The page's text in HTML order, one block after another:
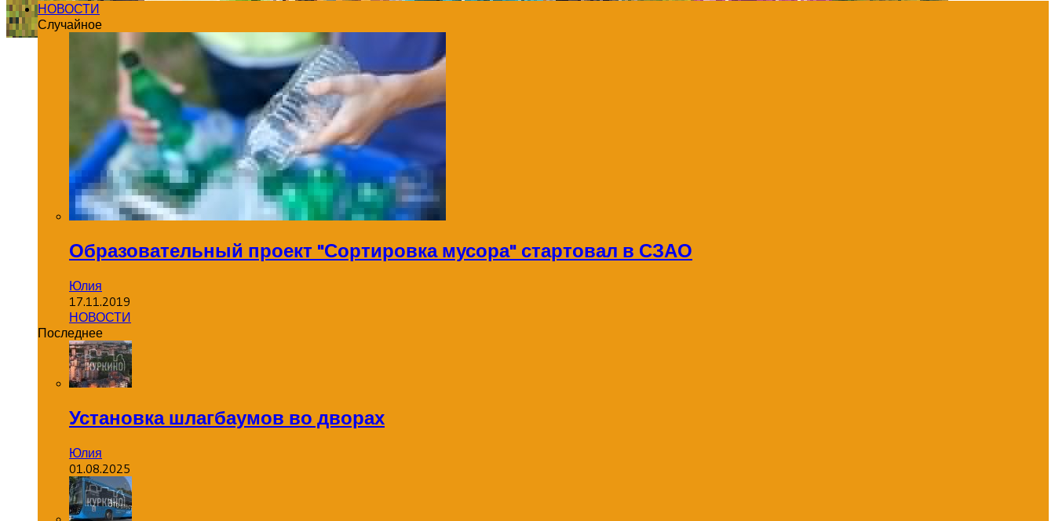
НОВОСТИ
Случайное
Образовательный проект "Сортировка мусора" стартовал в СЗАО
Юлия
17.11.2019
НОВОСТИ
Последнее
Установка шлагбаумов во дворах
Юлия
01.08.2025